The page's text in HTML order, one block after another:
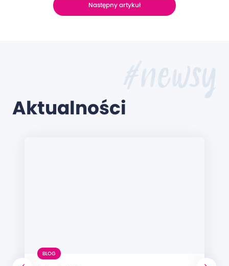
Następny artykuł
Aktualności
BLOG